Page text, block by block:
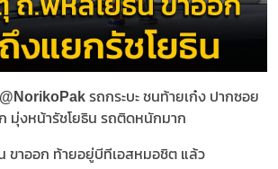
@NorikoPak รถกระบะ ชนท้ายเก๋ง ปากซอย
มุ่งหน้ารัชโยธิน รถติดหนักมาก
ขาออก ท้ายอยู่บีทีเอสหมอชิต แล้ว